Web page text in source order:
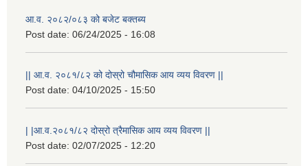
आ.व. २०८२/०८३ को बजेट बक्तब्य
Post date: 06/24/2025 - 16:08
|| आ.व. २०८१/८२ को दोस्रो चौमासिक आय व्यय विवरण ||
Post date: 04/10/2025 - 15:50
| |आ.व.२०८१/८२ दोस्रो त्रैमासिक आय व्यय विवरण ||
Post date: 02/07/2025 - 12:20